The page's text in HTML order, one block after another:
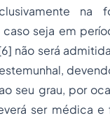
na
seja em
não será
seu grau, por
ser médica e